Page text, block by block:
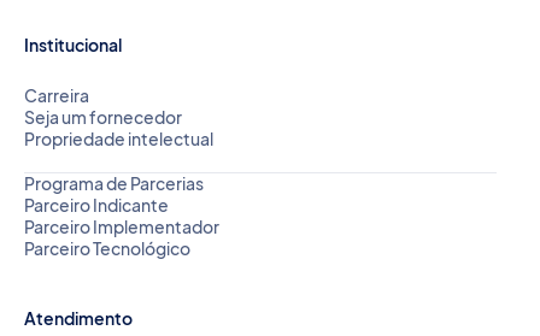
Institucional
Carreira
Seja um fornecedor
Propriedade intelectual
Programa de Parcerias
Parceiro Indicante
Parceiro Implementador
Parceiro Tecnológico
Atendimento